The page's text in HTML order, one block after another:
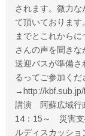
されます。微力
て頂いておりま
までとこれから
さんの声を聞き
送迎バスが準備さ
るってご参加く
→http://
講演 阿蘇広域
14：15～ 災害支
ルディスカッ